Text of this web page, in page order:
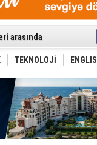
arasında
Yasası
yer sis olacak
TEKNOLOJİ